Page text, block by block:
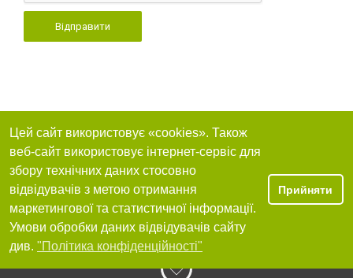
Відправити
Цей сайт використовує «cookies». Також
веб-сайт використовує інтернет-сервіс для
збору технічних даних стосовно
відвідувачів з метою отримання
маркетингової та статистичної інформації.
Умови обробки даних відвідувачів сайту
див. "Політика конфіденційності"
Прийняти